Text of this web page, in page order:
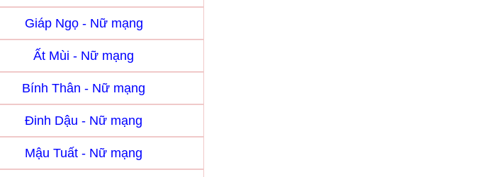
Giáp Ngọ - Nữ mạng
Ất Mùi - Nữ mạng
Bính Thân - Nữ mạng
Đinh Dậu - Nữ mạng
Mậu Tuất - Nữ mạng